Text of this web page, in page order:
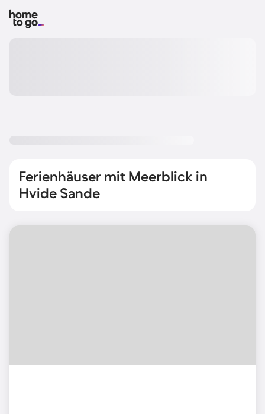
Ferienhäuser mit Meerblick in
Hvide Sande